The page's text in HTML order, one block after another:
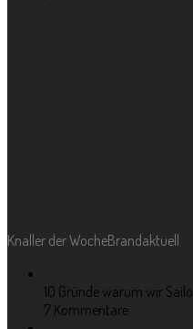
Knaller der WocheBrandaktuell
10 Gründe warum wir Sailo...
7 Kommentare